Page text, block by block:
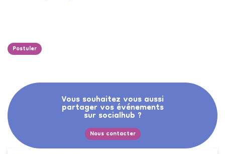
Postuler
Vous souhaitez vous aussi
partager vos événements
sur socialhub ?
Nous contacter